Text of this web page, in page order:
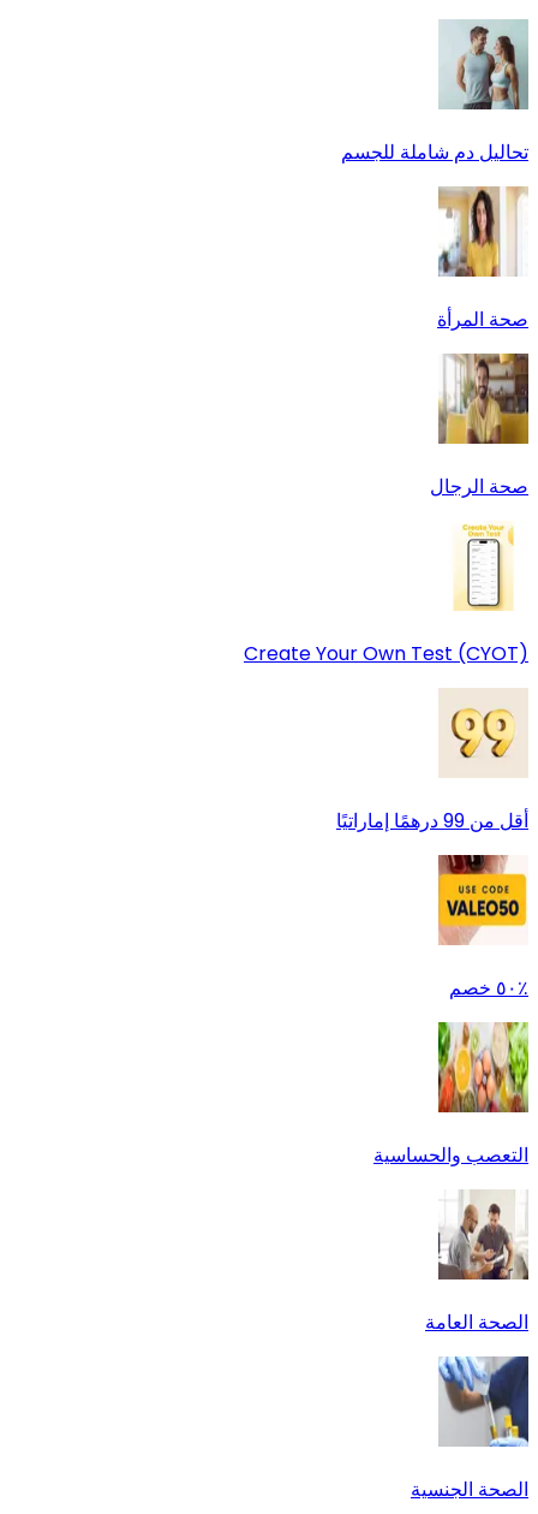
تحاليل دم شاملة للجسم
صحة المرأة
صحة الرجال
Create Your Own Test (CYOT)
أقل من 99 درهمًا إماراتيًا
٪٥٠ خصم
التعصب والحساسية
الصحة العامة
الصحة الجنسية